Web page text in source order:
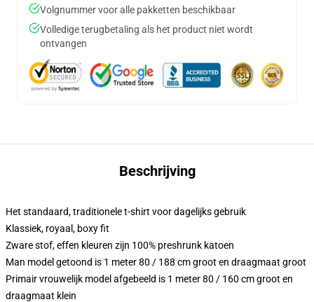
Volgnummer voor alle pakketten beschikbaar
Volledige terugbetaling als het product niet wordt
ontvangen
Beschrijving
Het standaard, traditionele t-shirt voor dagelijks gebruik
Klassiek, royaal, boxy fit
Zware stof, effen kleuren zijn 100% preshrunk katoen
Man model getoond is 1 meter 80 / 188 cm groot en draagmaat groot
Primair vrouwelijk model afgebeeld is 1 meter 80 / 160 cm groot en
draagmaat klein